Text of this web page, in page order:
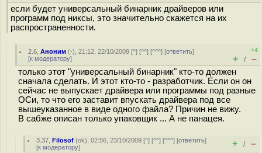
если будет универсальный бинарник драйверов или
программ под никсы, это значительно скажется на их
распространенности.
2.6 ,Аноним (-), 21:12, 22/10/2009 [^] [^^] [^^^] [ответить]
[к модератору]
+4
+ / –
только этот "универсальный бинарник" кто-то должен
сначала сделать. И этот кто-то - разработчик. Если он он
сейчас не выпускает драйвера или программы под разные
ОСи, то что его заставит впускать драйвера под все
вышеуказанное в виде одного файла? Причин не вижу.
В сабже описан только упаковщик ... А не панацея.
3.37 ,Filosof (ok), 02:56, 23/10/2009 [^] [^^] [^^^] [ответить]
[к модератору] + / –